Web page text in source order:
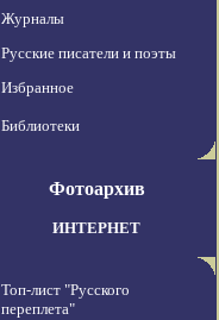
Журналы
Русские писатели и поэты
Избранное
Библиотеки
Фотоархив
ИНТЕРНЕТ
Топ-лист "Русского
переплета"